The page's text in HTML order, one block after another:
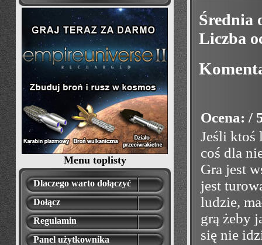
Menu toplisty
Dlaczego warto dołączyć
Dołącz
Regulamin
Panel użytkownika
Średnia
Liczba
Ocena: /
Jeśli ktoś
coś dla
Gra jest
jest
ludzie,
grą żeby
się nie